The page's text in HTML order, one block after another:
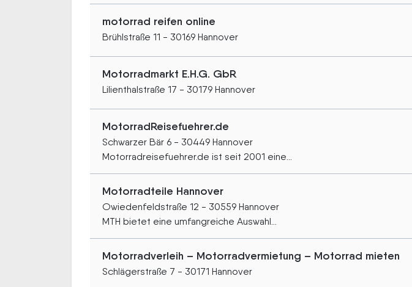
motorrad reifen online
Brühlstraße 11 - 30169 Hannover
Motorradmarkt E.H.G. GbR
Lilienthalstraße 17 - 30179 Hannover
MotorradReisefuehrer.de
Schwarzer Bär 6 - 30449 Hannover
Motorradreisefuehrer.de ist seit 2001 eine...
Motorradteile Hannover
Owiedenfeldstraße 12 - 30559 Hannover
MTH bietet eine umfangreiche Auswahl...
Motorradverleih – Motorradvermietung – Motorrad mieten
Schlägerstraße 7 - 30171 Hannover